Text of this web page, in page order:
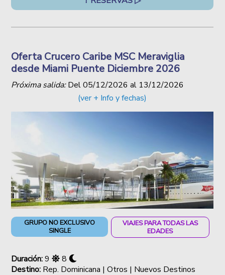
Oferta Crucero Caribe MSC Meraviglia
desde Miami Puente Diciembre 2026
Próxima salida:Del05/12/2026 al 13/12/2026
(ver + Info y fechas)
GRUPO NO EXCLUSIVO
SINGLE
VIAJES PARA TODAS LAS
EDADES
Duración:9
8
Destino: Rep. Dominicana | Otros | Nuevos Destinos